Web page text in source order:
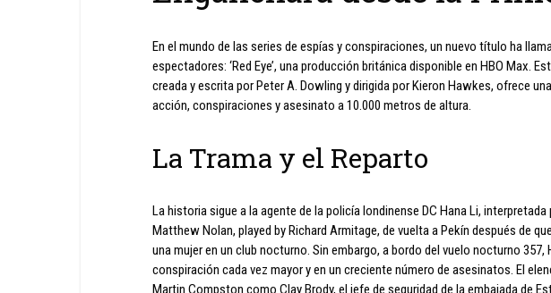
En el mundo de las series de espías y conspiraciones, un nuevo título ha
espectadores: ‘Red Eye’, una producción británica disponible en HBO Max.
creada y escrita por Peter A. Dowling y dirigida por Kieron Hawkes, ofrece
acción, conspiraciones y asesinato a 10.000 metros de altura.
La Trama y el Reparto
La historia sigue a la agente de la policía londinense DC Hana Li,
Matthew Nolan, played by Richard Armitage, de vuelta a Pekín después de
una mujer en un club nocturno. Sin embargo, a bordo del vuelo nocturno 357,
conspiración cada vez mayor y en un creciente número de asesinatos. El
Martin Compston como Clay Brody, el jefe de seguridad de la embajada de